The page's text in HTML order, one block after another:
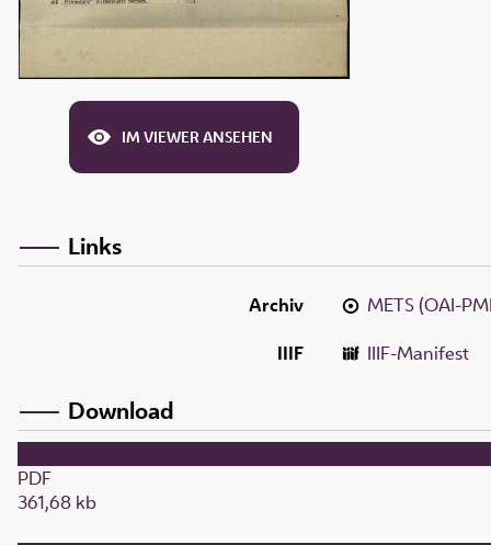
IM VIEWER ANSEHEN
Links
Archiv
METS (OAI-
IIIF
IIIF-Manifest
Download
PDF
361,68 kb